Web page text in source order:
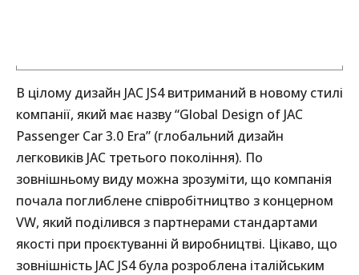
В цілому дизайн JAC JS4 витриманий в новому стилі
компанії, який має назву “Global Design of JAC
Passenger Car 3.0 Era” (глобальний дизайн
легковиків JAC третього покоління). По
зовнішньому виду можна зрозуміти, що компанія
почала поглиблене співробітництво з концерном
VW, який поділився з партнерами стандартами
якості при проєктуванні й виробництві. Цікаво, що
зовнішність JAC JS4 була розроблена італійським